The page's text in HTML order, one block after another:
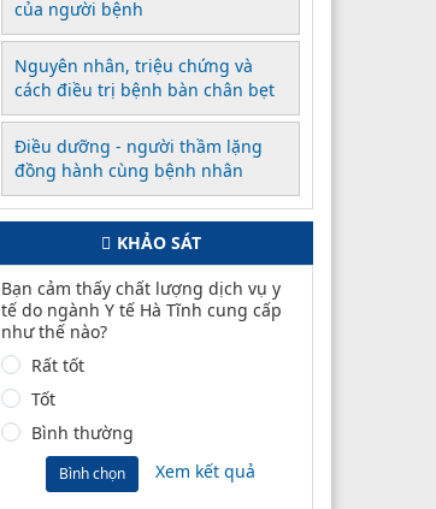
của người bệnh
Nguyên nhân, triệu chứng và
cách điều trị bệnh bàn chân bẹt
Điều dưỡng - người thầm lặng
đồng hành cùng bệnh nhân
KHẢO SÁT
Bạn cảm thấy chất lượng dịch vụ y
tế do ngành Y tế Hà Tĩnh cung cấp
như thế nào?
Rất tốt
Tốt
Bình thường
Bình chọn Xem kết quả